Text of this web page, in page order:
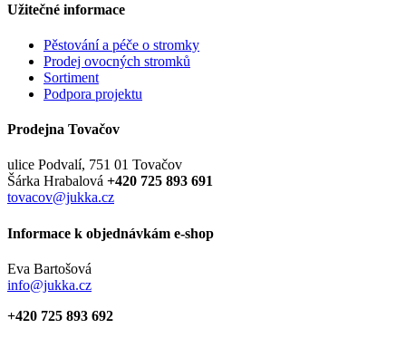
Užitečné informace
Pěstování a péče o stromky
Prodej ovocných stromků
Sortiment
Podpora projektu
Prodejna Tovačov
ulice Podvalí, 751 01 Tovačov
Šárka Hrabalová +420 725 893 691
tovacov@jukka.cz
Informace k objednávkám e-shop
Eva Bartošová
info@jukka.cz
+420 725 893 692